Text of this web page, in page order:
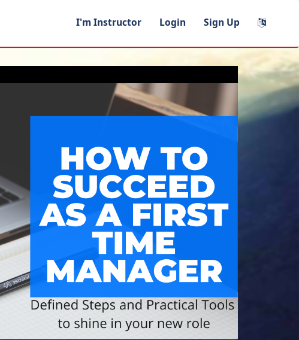
I'm Instructor Login Sign Up